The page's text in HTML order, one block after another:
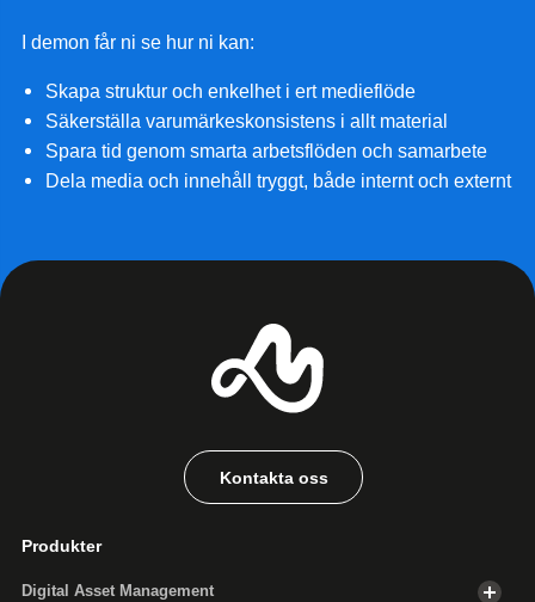
I demon får ni se hur ni kan:
Skapa struktur och enkelhet i ert medieflöde
Säkerställa varumärkeskonsistens i allt material
Spara tid genom smarta arbetsflöden och samarbete
Dela media och innehåll tryggt, både internt och externt
Kontakta oss
Produkter
Digital Asset Management